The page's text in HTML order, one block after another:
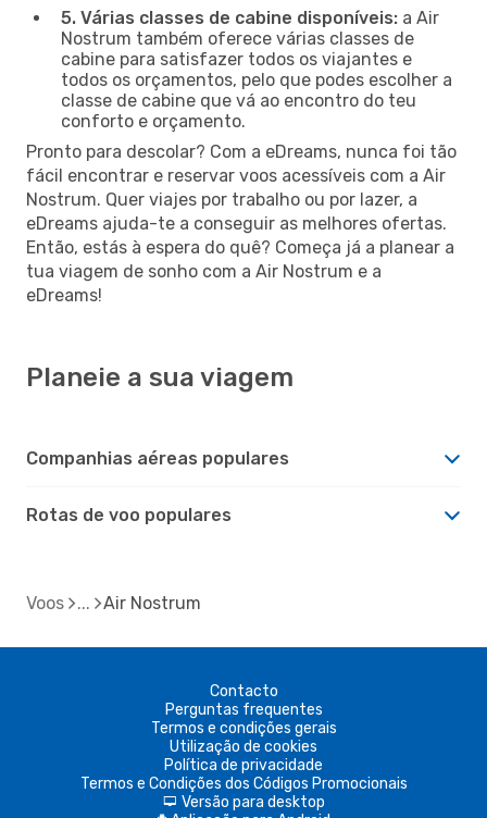
5. Várias classes de cabine disponíveis: a Air
Nostrum também oferece várias classes de
cabine para satisfazer todos os viajantes e
todos os orçamentos, pelo que podes escolher a
classe de cabine que vá ao encontro do teu
conforto e orçamento.
Pronto para descolar? Com a eDreams, nunca foi tão
fácil encontrar e reservar voos acessíveis com a Air
Nostrum. Quer viajes por trabalho ou por lazer, a
eDreams ajuda-te a conseguir as melhores ofertas.
Então, estás à espera do quê? Começa já a planear a
tua viagem de sonho com a Air Nostrum e a
eDreams!
Planeie a sua viagem
Companhias aéreas populares
Rotas de voo populares
Voos Air Nostrum
Contacto
Perguntas frequentes
Termos e condições gerais
Utilização de cookies
Política de privacidade
Termos e Condições dos Códigos Promocionais
d Versão para desktop